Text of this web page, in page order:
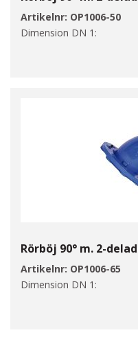
Artikelnr: OP1006-50
Dimension DN 1:
Rörböj 90° m. 2-
Artikelnr: OP1006-65
Dimension DN 1: